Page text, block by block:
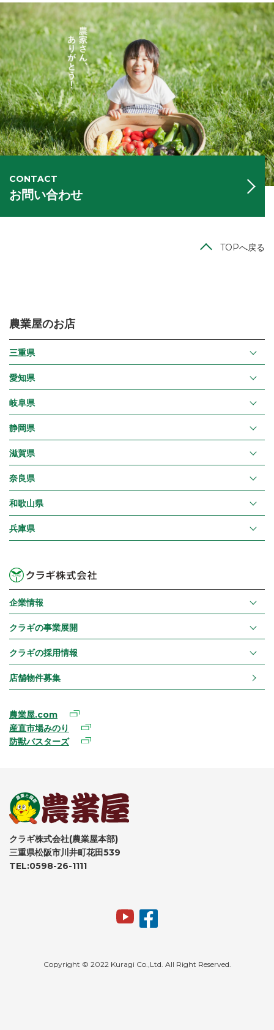
CONTACT
お問い合わせ
TOPへ戻る
農業屋のお店
三重県
愛知県
岐阜県
静岡県
滋賀県
奈良県
和歌山県
兵庫県
企業情報
クラギの事業展開
クラギの採用情報
店舗物件募集
農業屋.com
産直市場みのり
防獣バスターズ
クラギ株式会社(農業屋本部)
三重県松阪市川井町花田539
TEL:0598-26-1111
Copyright © 2022 Kuragi Co.,Ltd. All Right Reserved.